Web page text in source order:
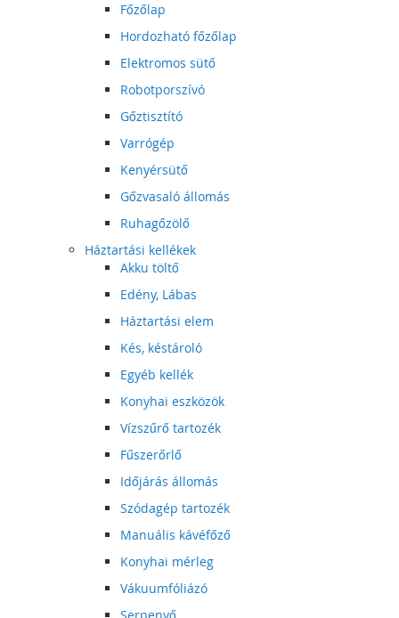
Főzőlap
Hordozható főzőlap
Elektromos sütő
Robotporszívó
Gőztisztító
Varrógép
Kenyérsütő
Gőzvasaló állomás
Ruhagőzölő
Háztartási kellékek
Akku töltő
Edény, Lábas
Háztartási elem
Kés, késtároló
Egyéb kellék
Konyhai eszközök
Vízszűrő tartozék
Fűszerőrlő
Időjárás állomás
Szódagép tartozék
Manuális kávéfőző
Konyhai mérleg
Vákuumfóliázó